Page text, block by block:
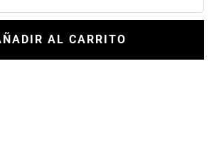
AL CARRITO